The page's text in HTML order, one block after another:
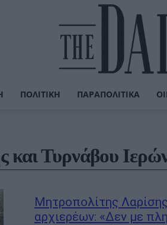
ΠΟΛΙΤΙΚΉ ΠΑΡΑΠΟΛΙΤΙΚΆ
και Τυρνάβου
Μητροπολίτης
αρχιερέων: «Δεν με